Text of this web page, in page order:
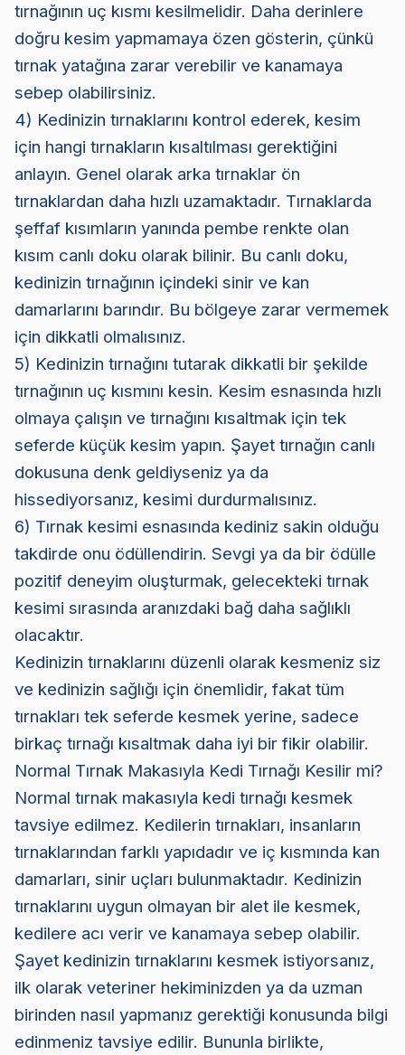
tırnağının uç kısmı kesilmelidir. Daha derinlere
doğru kesim yapmamaya özen gösterin, çünkü
tırnak yatağına zarar verebilir ve kanamaya
sebep olabilirsiniz.
4) Kedinizin tırnaklarını kontrol ederek, kesim
için hangi tırnakların kısaltılması gerektiğini
anlayın. Genel olarak arka tırnaklar ön
tırnaklardan daha hızlı uzamaktadır. Tırnaklarda
şeffaf kısımların yanında pembe renkte olan
kısım canlı doku olarak bilinir. Bu canlı doku,
kedinizin tırnağının içindeki sinir ve kan
damarlarını barındır. Bu bölgeye zarar vermemek
için dikkatli olmalısınız.
5) Kedinizin tırnağını tutarak dikkatli bir şekilde
tırnağının uç kısmını kesin. Kesim esnasında hızlı
olmaya çalışın ve tırnağını kısaltmak için tek
seferde küçük kesim yapın. Şayet tırnağın canlı
dokusuna denk geldiyseniz ya da
hissediyorsanız, kesimi durdurmalısınız.
6) Tırnak kesimi esnasında kediniz sakin olduğu
takdirde onu ödüllendirin. Sevgi ya da bir ödülle
pozitif deneyim oluşturmak, gelecekteki tırnak
kesimi sırasında aranızdaki bağ daha sağlıklı
olacaktır.
Kedinizin tırnaklarını düzenli olarak kesmeniz siz
ve kedinizin sağlığı için önemlidir, fakat tüm
tırnakları tek seferde kesmek yerine, sadece
birkaç tırnağı kısaltmak daha iyi bir fikir olabilir.
Normal Tırnak Makasıyla Kedi Tırnağı Kesilir mi?
Normal tırnak makasıyla kedi tırnağı kesmek
tavsiye edilmez. Kedilerin tırnakları, insanların
tırnaklarından farklı yapıdadır ve iç kısmında kan
damarları, sinir uçları bulunmaktadır. Kedinizin
tırnaklarını uygun olmayan bir alet ile kesmek,
kedilere acı verir ve kanamaya sebep olabilir.
Şayet kedinizin tırnaklarını kesmek istiyorsanız,
ilk olarak veteriner hekiminizden ya da uzman
birinden nasıl yapmanız gerektiği konusunda bilgi
edinmeniz tavsiye edilir. Bununla birlikte,